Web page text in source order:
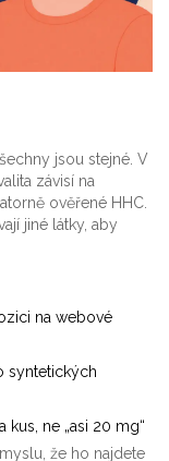
jsou stejné. V
závisí na
ověřené HHC.
jiné látky, aby
na webové
syntetických
kus, ne „asi 20 mg“
že ho najdete